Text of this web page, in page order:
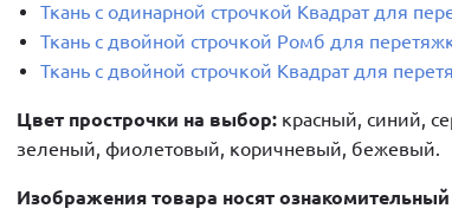
Ткань с одинарной строчкой Квадрат для
Ткань с двойной строчкой Ромб для
Ткань с двойной строчкой Квадрат для
Цвет прострочки на выбор: красный, синий,
зеленый, фиолетовый, коричневый, бежевый.
Изображения товара носят